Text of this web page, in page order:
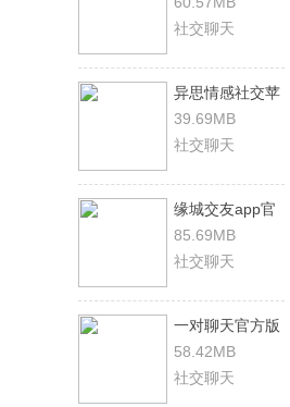
社交聊天
异思情感社交苹
果手机软件下载
39.69MB
社交聊天
缘城交友app官
方版
85.69MB
社交聊天
一对聊天官方版
58.42MB
社交聊天